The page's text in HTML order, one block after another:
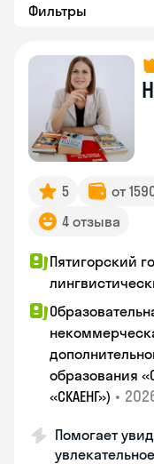
Фильтры
5 от
4 отзыва
Пятигорский
образования
«СКАЕНГ») •
Помогает